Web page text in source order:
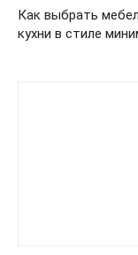
Как выбрать
кухни в стиле